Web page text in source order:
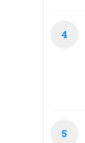
4
5